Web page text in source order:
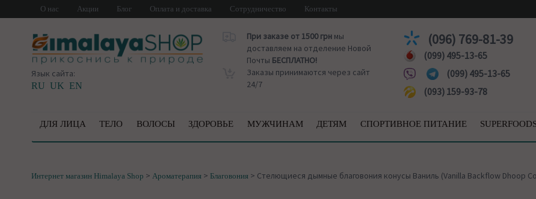
О нас Акции Блог Оплата и доставка Сотрудничество Контакты
Язык сайта:
RU UK EN
При заказе от 1500 грнмы
доставляем на отделение Новой
Почты БЕСПЛАТНО!
Заказы принимаются через сайт
24/7
(096) 769-81-39
(099) 495-13-65
(099) 495-13-65
(093) 159-93-78
ДЛЯ ЛИЦА ТЕЛО ВОЛОСЫ ЗДОРОВЬЕ МУЖЧИНАМ ДЕТЯМ СПОРТИВНОЕ ПИТАНИЕ
Интернет магазин Himalaya Shop > Ароматерапия > Благовония > Стелющиеся дымные благовония конусы Ваниль (Vanilla Backflow Dhoop